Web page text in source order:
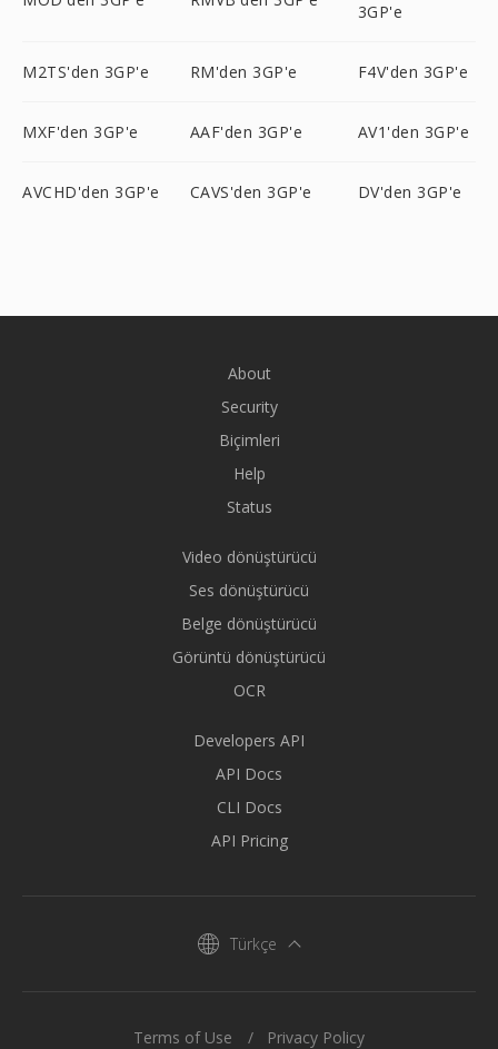
3GP'e
M2TS'den 3GP'e RM'den 3GP'e F4V'den 3GP'e
MXF'den 3GP'e AAF'den 3GP'e AV1'den 3GP'e
AVCHD'den 3GP'e CAVS'den 3GP'e DV'den 3GP'e
About
Security
Biçimleri
Help
Status
Video dönüştürücü
Ses dönüştürücü
Belge dönüştürücü
Görüntü dönüştürücü
OCR
Developers API
API Docs
CLI Docs
API Pricing
Türkçe
Terms of Use Privacy Policy